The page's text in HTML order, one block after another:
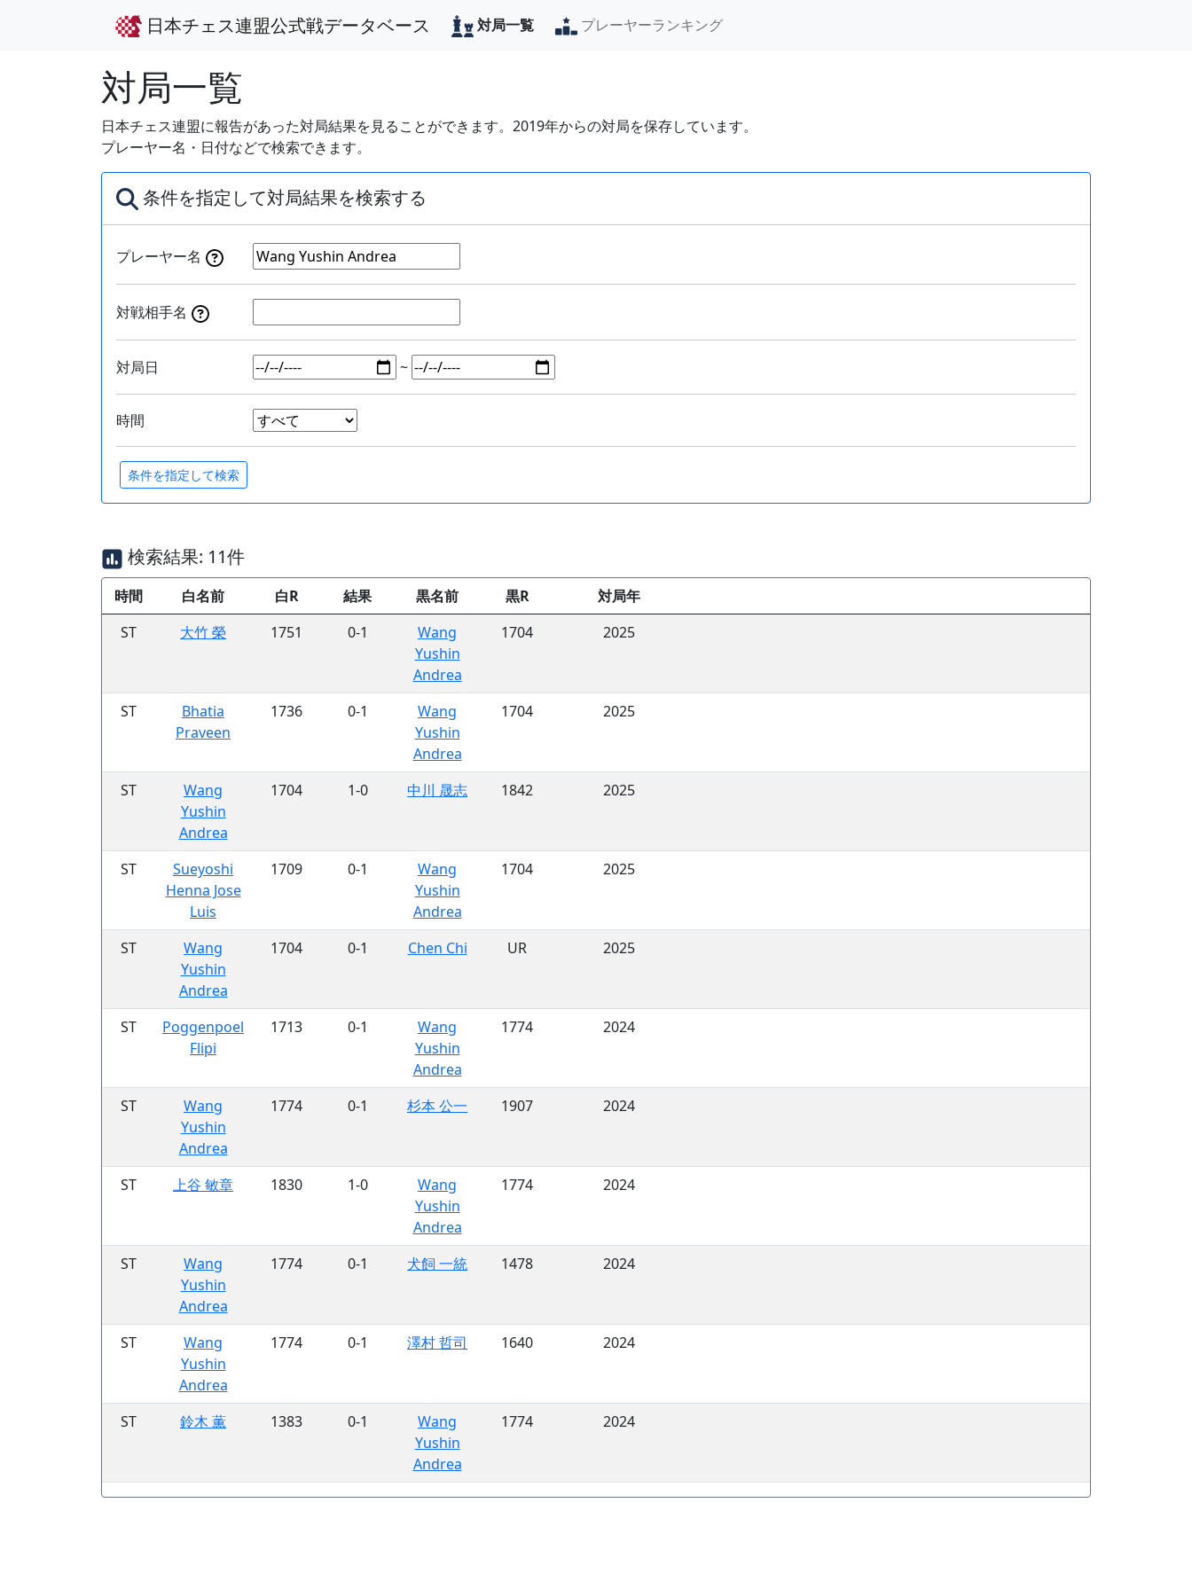
日本チェス連盟公式戦データベース 対局一覧 プレーヤーランキング
対局一覧
日本チェス連盟に報告があった対局結果を見ることができます。2019年からの対局を保存しています。
プレーヤー名・日付などで検索できます。
条件を指定して対局結果を検索する
プレーヤー名
対戦相手名
対局日 ~
時間
検索結果: 11件
時間 白名前 白R 結果 黒名前 黒R
対局年
ST
大竹 榮 1751 0-1
Wang
Yushin
Andrea
1704 2025
ST
Bhatia
Praveen
1736 0-1
Wang
Yushin
Andrea
1704 2025
ST
Wang
Yushin
Andrea
1704 1-0 中川 晟志 1842 2025
ST
Sueyoshi
Henna Jose
Luis
1709 0-1
Wang
Yushin
Andrea
1704 2025
ST
Wang
Yushin
Andrea
1704 0-1 Chen Chi UR 2025
ST
Poggenpoel
Flipi
1713 0-1
Wang
Yushin
Andrea
1774 2024
ST
Wang
Yushin
Andrea
1774 0-1 杉本 公一 1907 2024
ST 上谷 敏章 1830 1-0
Wang
Yushin
Andrea
1774 2024
ST
Wang
Yushin
Andrea
1774 0-1 犬飼 一統 1478 2024
ST
Wang
Yushin
Andrea
1774 0-1 澤村 哲司 1640 2024
ST 鈴木 薫 1383 0-1
Wang
Yushin
Andrea
1774 2024